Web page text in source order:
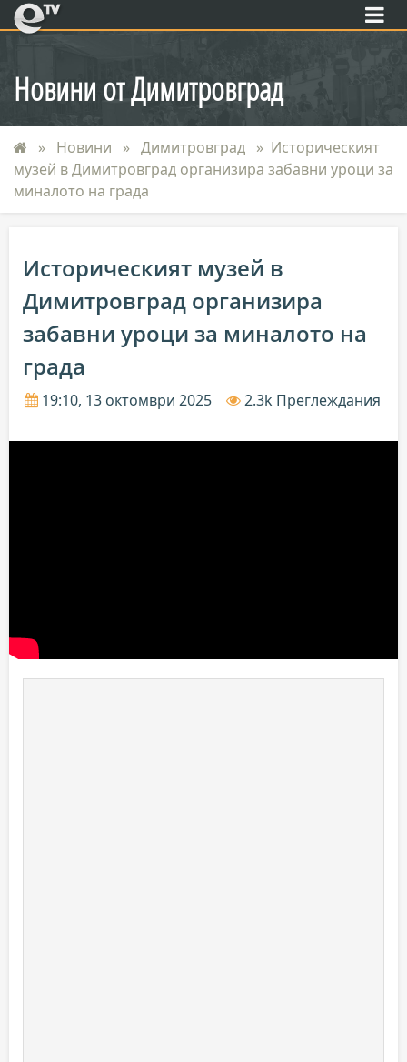
eTV
Новини от Димитровград
Новини Димитровград
Историческият
музей в Димитровград организира забавни уроци за
миналото на града
Историческият музей в
Димитровград организира
забавни уроци за миналото на
града
19:10, 13 октомври 2025 2.3k Преглеждания